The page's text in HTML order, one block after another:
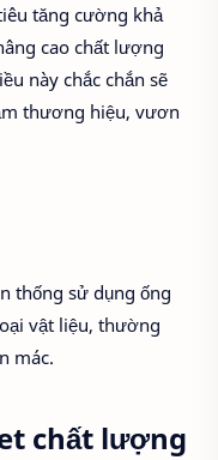
tăng cường khả
cao chất lượng
này chắc chắn sẽ
thương hiệu, vươn
thống sử dụng ống
vật liệu, thường
mác.
chất lượng